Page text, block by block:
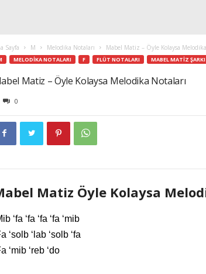
Sayfa M Melodika Notaları Mabel Matiz – Öyle Kolaysa
MELODIKA NOTALARI F FLÜT NOTALARI MABEL MATIZ
Matiz – Öyle Kolaysa Melodika Notaları
0
Matiz Öyle Kolaysa
‘fa ‘fa ‘fa ‘fa ‘mib
‘solb ‘lab ‘solb ‘fa
‘mib ‘reb ‘do